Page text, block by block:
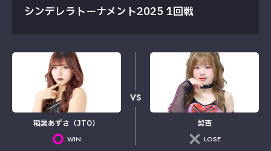
シンデレラトーナメント2025 1回戦
稲葉あずさ（JTO）
WIN
VS
梨杏
LOSE